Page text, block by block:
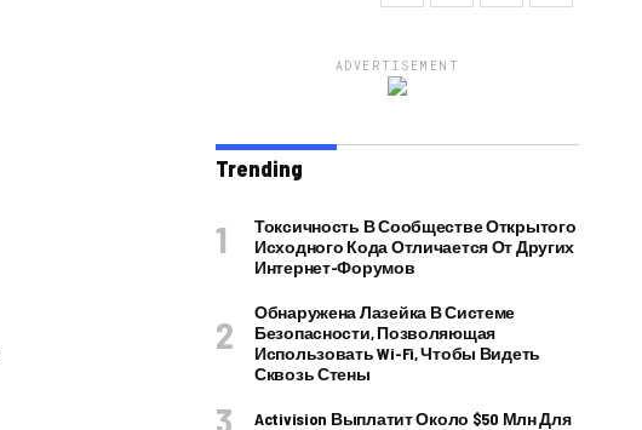
ADVERTISEMENT
Trending
Токсичность В Сообществе Открытого
Исходного Кода Отличается От Других
Интернет-Форумов
Обнаружена Лазейка В Системе
Безопасности, Позволяющая
Использовать Wi-Fi, Чтобы Видеть
Сквозь Стены
Activision Выплатит Около $50 Млн Для